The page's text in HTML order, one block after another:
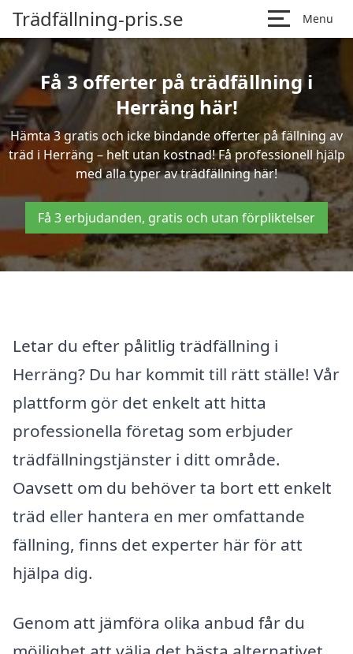
Trädfällning-pris.se Menu
Få 3 offerter på trädfällning i
Herräng här!
Hämta 3 gratis och icke bindande offerter på fällning av
träd i Herräng – helt utan kostnad! Få professionell hjälp
med alla typer av trädfällning här!
Få 3 erbjudanden, gratis och utan förpliktelser
Letar du efter pålitlig trädfällning i
Herräng? Du har kommit till rätt ställe! Vår
plattform gör det enkelt att hitta
professionella företag som erbjuder
trädfällningstjänster i ditt område.
Oavsett om du behöver ta bort ett enkelt
träd eller hantera en mer omfattande
fällning, finns det experter här för att
hjälpa dig.
Genom att jämföra olika anbud får du